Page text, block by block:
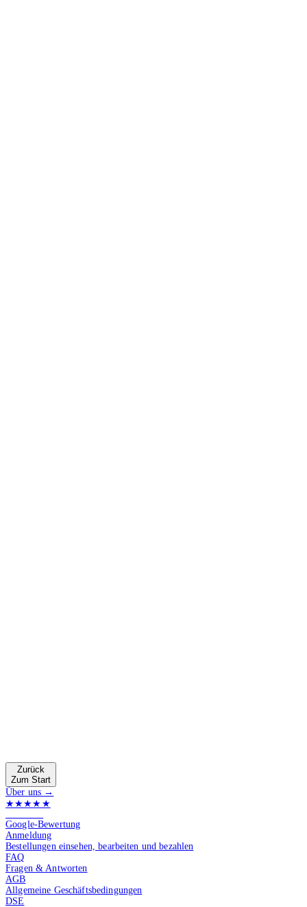
Zurück
Zum Start
Über uns →
★★★★★
Google-Bewertung
Anmeldung
Bestellungen einsehen, bearbeiten und bezahlen
FAQ
Fragen & Antworten
AGB
Allgemeine Geschäftsbedingungen
DSE